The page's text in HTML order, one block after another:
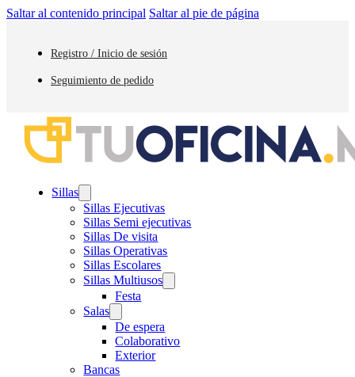
Saltar al contenido principal Saltar al pie de página
Registro / Inicio de sesión
Seguimiento de pedido
Sillas
Sillas Ejecutivas
Sillas Semi ejecutivas
Sillas De visita
Sillas Operativas
Sillas Escolares
Sillas Multiusos
Festa
Salas
De espera
Colaborativo
Exterior
Bancas